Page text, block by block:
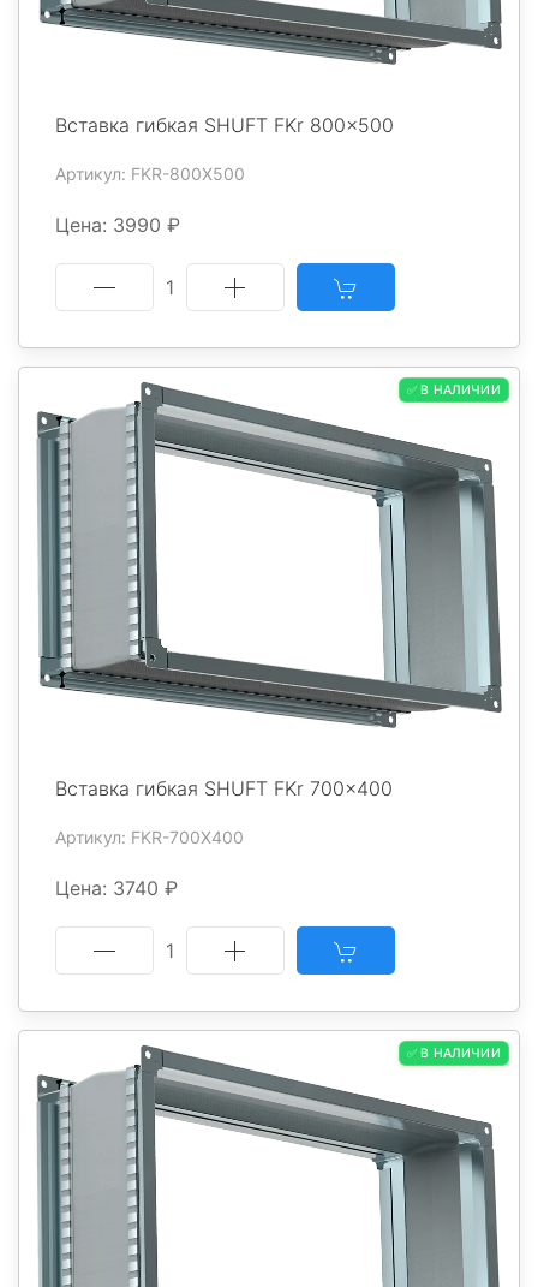
Вставка гибкая SHUFT FKr 800x500
Артикул: FKR-800X500
Цена: 3990 ₽
1
✅ В НАЛИЧИИ
Вставка гибкая SHUFT FKr 700x400
Артикул: FKR-700X400
Цена: 3740 ₽
1
✅ В НАЛИЧИИ